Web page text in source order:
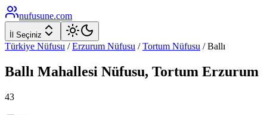
nufusune.com
İl Seçiniz
Türkiye Nüfusu / Erzurum Nüfusu / Tortum Nüfusu /Ballı
Ballı Mahallesi Nüfusu, Tortum Erzurum
43